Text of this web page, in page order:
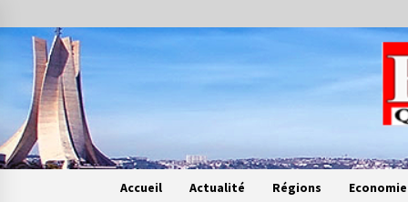
to
content
Accueil Actualité Régions Economie